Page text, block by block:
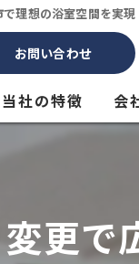
理想の浴室空間を実
お問い合わせ
当社の特徴
戸建て
会
更で